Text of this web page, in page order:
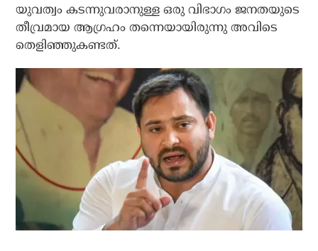
യുവത്വം കടന്നുവരാനുള്ള ഒരു വിഭാഗം ജനതയുടെ
തീവ്രമായ ആഗ്രഹം തന്നെയായിരുന്നു അവിടെ
തെളിഞ്ഞുകണ്ടത്.